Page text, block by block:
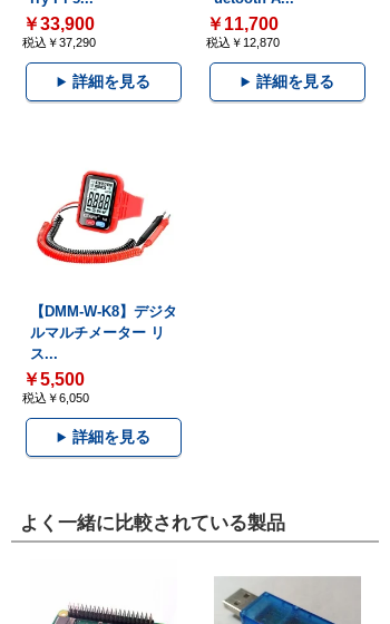
￥33,900
税込￥37,290
詳細を見る
￥11,700
税込￥12,870
詳細を見る
【DMM-W-K8】デジタ
ルマルチメーター リ
ス...
￥5,500
税込￥6,050
詳細を見る
よく一緒に比較されている製品